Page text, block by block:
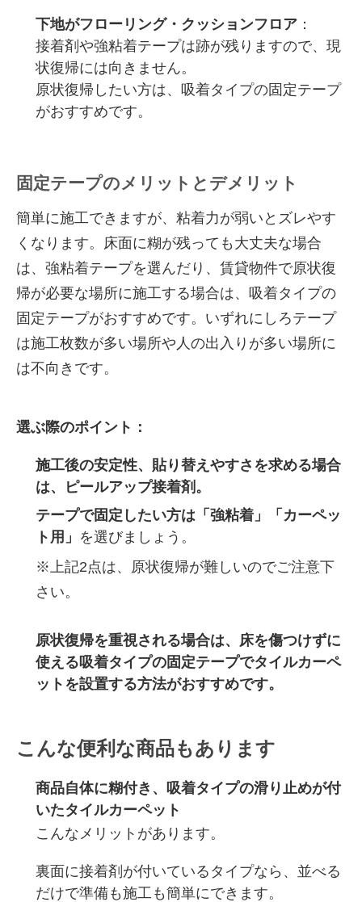
下地がフローリング・クッションフロア ：
接着剤や強粘着テープは跡が残りますので、現
状復帰には向きません。
原状復帰したい方は、吸着タイプの固定テープ
がおすすめです。
固定テープのメリットとデメリット
簡単に施工できますが、粘着力が弱いとズレやす
くなります。床面に糊が残っても大丈夫な場合
は、強粘着テープを選んだり、賃貸物件で原状復
帰が必要な場所に施工する場合は、吸着タイプの
固定テープがおすすめです。いずれにしろテープ
は施工枚数が多い場所や人の出入りが多い場所に
は不向きです。
選ぶ際のポイント：
施工後の安定性、 貼り替えやすさ を求める場合
は、ピールアップ接着剤。
テープで固定したい方は「強粘着」「カーペッ
ト用」 を選びましょう。
※上記2点は、原状復帰が難しいのでご注意下
さい。
原状復帰を重視される場合は、床を傷つけずに
使える吸着タイプの固定テープでタイルカーペ
ットを設置する方法がおすすめです。
こんな便利な商品もあります
商品自体に糊付き、吸着タイプの滑り止めが付
いたタイルカーペット
こんなメリットがあります。
裏面に接着剤が付いているタイプなら、並べる
だけで準備も施工も簡単にできます。